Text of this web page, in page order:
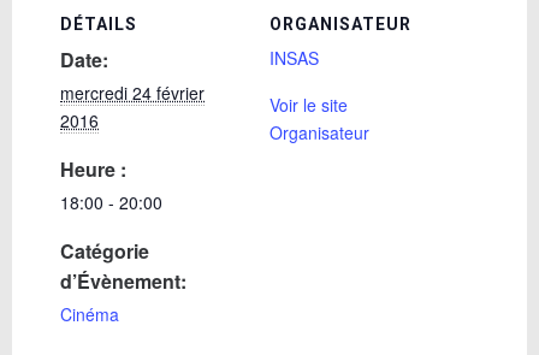
DÉTAILS
Date:
mercredi 24 février
2016
Heure :
18:00 - 20:00
Catégorie
d’Évènement:
Cinéma
ORGANISATEUR
INSAS
Voir le site
Organisateur